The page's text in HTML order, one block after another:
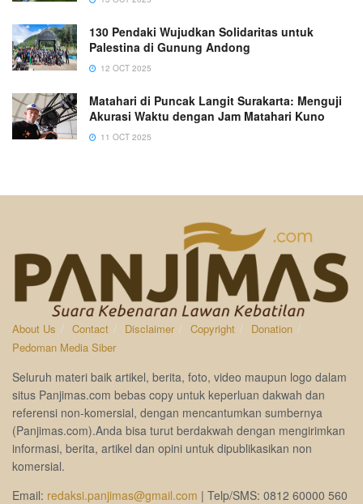
130 Pendaki Wujudkan Solidaritas untuk
Palestina di Gunung Andong
12 OCT 2025
Matahari di Puncak Langit Surakarta: Menguji
Akurasi Waktu dengan Jam Matahari Kuno
11 OCT 2025
About Us Contact Disclaimer Copyright
Donation
Pedoman Media Siber
Seluruh materi baik artikel, berita, foto, video maupun logo dalam
situs Panjimas.com bebas copy untuk keperluan dakwah dan
referensi non-komersial, dengan mencantumkan sumbernya
(Panjimas.com).Anda bisa turut berdakwah dengan mengirimkan
informasi, berita, artikel dan opini untuk dipublikasikan non
komersial.
Email: redaksi.panjimas@gmail.com | Telp/SMS: 0812 60000 560